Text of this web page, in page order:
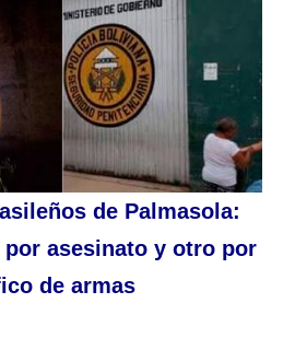
de Palmasola:
por asesinato y otro por
de armas